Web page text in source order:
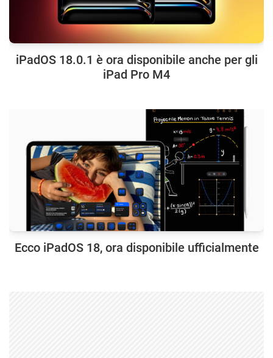
iPadOS 18.0.1 è ora disponibile anche per gli
iPad Pro M4
Ecco iPadOS 18, ora disponibile ufficialmente